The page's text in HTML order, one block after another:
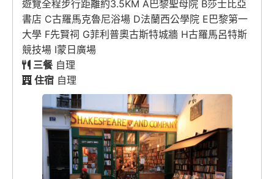
遊覽全程步行距離約3.5KM A巴黎聖母院 B莎士比亞
書店 C古羅馬克魯尼浴場 D法蘭西公學院 E巴黎第一
大學 F先賢祠 G菲利普奧古斯特城牆 H古羅馬呂特斯
競技場 I蒙日廣場
三餐自理
住宿 自理